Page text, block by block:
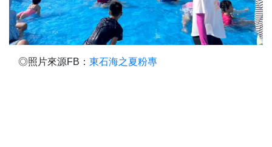
◎照片來源FB： 東石海之夏粉專